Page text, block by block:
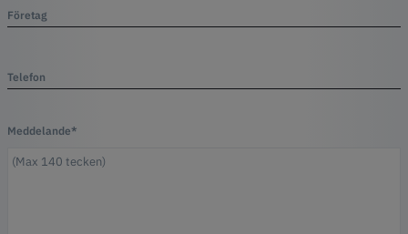
Företag
Telefon
Meddelande*